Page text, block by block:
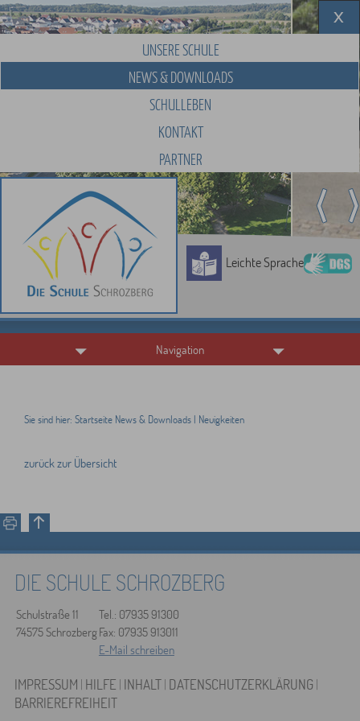
UNSERE SCHULE
NEWS & DOWNLOADS
SCHULLEBEN
KONTAKT
PARTNER
Leichte Sprache
Navigation
Sie sind hier: Startseite News & Downloads| Neuigkeiten
zurück zur Übersicht
DIE SCHULE SCHROZBERG
Schulstraße 11
Tel.: 07935 91300
74575 SchrozbergFax: 07935 913011
E-Mail schreiben
IMPRESSUM | HILFE | INHALT| DATENSCHUTZERKLÄRUNG |
BARRIEREFREIHEIT